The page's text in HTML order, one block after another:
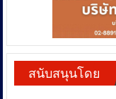
สนับสนุนโดย